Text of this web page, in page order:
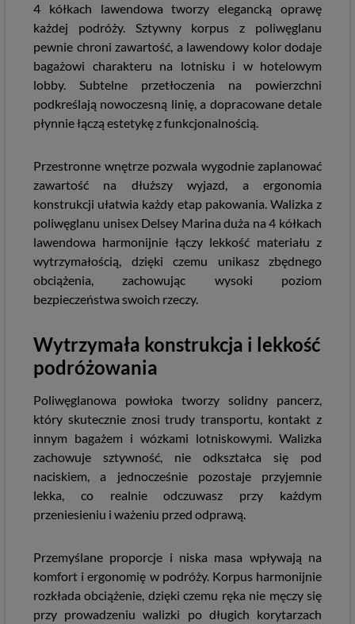
4 kółkach lawendowa tworzy elegancką oprawę
każdej podróży. Sztywny korpus z poliwęglanu
pewnie chroni zawartość, a lawendowy kolor dodaje
bagażowi charakteru na lotnisku i w hotelowym
lobby. Subtelne przetłoczenia na powierzchni
podkreślają nowoczesną linię, a dopracowane detale
płynnie łączą estetykę z funkcjonalnością.
Przestronne wnętrze pozwala wygodnie zaplanować
zawartość na dłuższy wyjazd, a ergonomia
konstrukcji ułatwia każdy etap pakowania. Walizka z
poliwęglanu unisex Delsey Marina duża na 4 kółkach
lawendowa harmonijnie łączy lekkość materiału z
wytrzymałością, dzięki czemu unikasz zbędnego
obciążenia, zachowując wysoki poziom
bezpieczeństwa swoich rzeczy.
Wytrzymała konstrukcja i lekkość
podróżowania
Poliwęglanowa powłoka tworzy solidny pancerz,
który skutecznie znosi trudy transportu, kontakt z
innym bagażem i wózkami lotniskowymi. Walizka
zachowuje sztywność, nie odkształca się pod
naciskiem, a jednocześnie pozostaje przyjemnie
lekka, co realnie odczuwasz przy każdym
przeniesieniu i ważeniu przed odprawą.
Przemyślane proporcje i niska masa wpływają na
komfort i ergonomię w podróży. Korpus harmonijnie
rozkłada obciążenie, dzięki czemu ręka nie męczy się
przy prowadzeniu walizki po długich korytarzach